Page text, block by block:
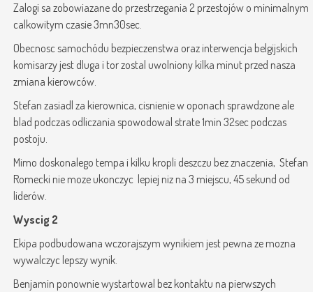
Zalogi sa zobowiazane do przestrzegania 2 przestojów o minimalnym
calkowitym czasie 3mn30sec.
Obecnosc samochódu bezpieczenstwa oraz interwencja belgijskich
komisarzy jest dluga i tor zostal uwolniony kilka minut przed nasza
zmiana kierowców.
Stefan zasiadl za kierownica, cisnienie w oponach sprawdzone ale
blad podczas odliczania spowodowal strate 1min 32sec podczas
postoju.
Mimo doskonalego tempa i kilku kropli deszczu bez znaczenia, Stefan
Romecki nie moze ukonczyc lepiej niz na 3 miejscu, 45 sekund od
liderów.
Wyscig 2
Ekipa podbudowana wczorajszym wynikiem jest pewna ze mozna
wywalczyc lepszy wynik.
Benjamin ponownie wystartowal bez kontaktu na pierwszych